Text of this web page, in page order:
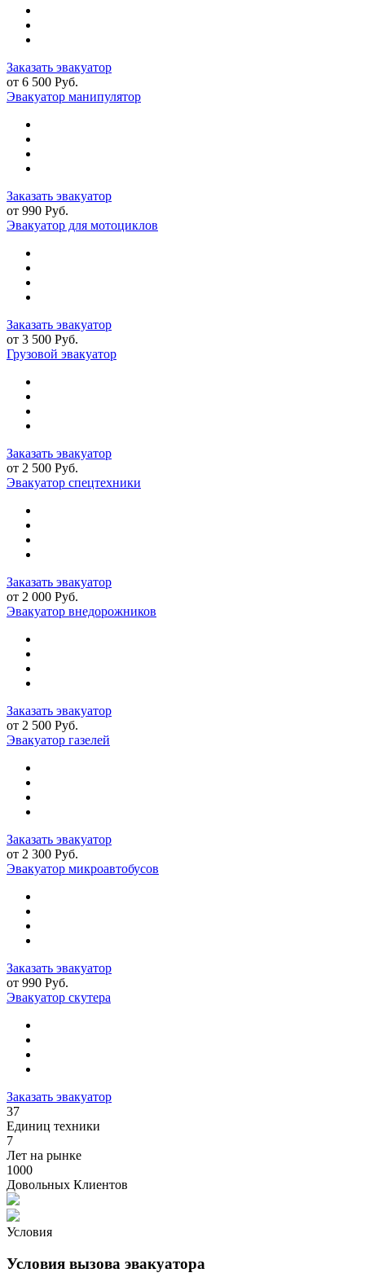
Заказать эвакуатор
от 6 500 Руб.
Эвакуатор манипулятор
Заказать эвакуатор
от 990 Руб.
Эвакуатор для мотоциклов
Заказать эвакуатор
от 3 500 Руб.
Грузовой эвакуатор
Заказать эвакуатор
от 2 500 Руб.
Эвакуатор спецтехники
Заказать эвакуатор
от 2 000 Руб.
Эвакуатор внедорожников
Заказать эвакуатор
от 2 500 Руб.
Эвакуатор газелей
Заказать эвакуатор
от 2 300 Руб.
Эвакуатор микроавтобусов
Заказать эвакуатор
от 990 Руб.
Эвакуатор скутера
Заказать эвакуатор
37
Единиц техники
7
Лет на рынке
1000
Довольных Клиентов
Условия
Условия вызова эвакуатора